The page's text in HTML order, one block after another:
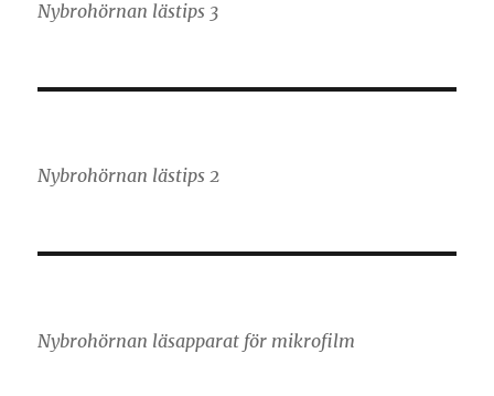
Nybrohörnan lästips 3
Nybrohörnan lästips 2
Nybrohörnan läsapparat för mikrofilm